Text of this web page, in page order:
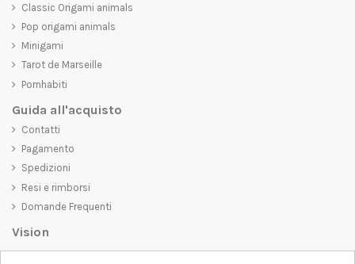
Classic Origami animals
Pop origami animals
Minigami
Tarot de Marseille
Pornhabiti
Guida all'acquisto
Contatti
Pagamento
Spedizioni
Resi e rimborsi
Domande Frequenti
Vision